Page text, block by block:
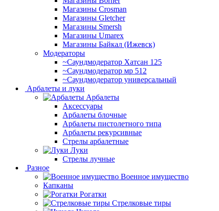
Магазины Crosman
Магазины Gletcher
Магазины Smersh
Магазины Umarex
Магазины Байкал (Ижевск)
Модераторы
~Cаундмодератор Хатсан 125
~Саундмодератор мр 512
~Саундмодератор универсальный
Арбалеты и луки
Арбалеты
Аксессуары
Арбалеты блочные
Арбалеты пистолетного типа
Арбалеты рекурсивные
Стрелы арбалетные
Луки
Стрелы лучные
Разное
Военное имущество
Капканы
Рогатки
Стрелковые тиры